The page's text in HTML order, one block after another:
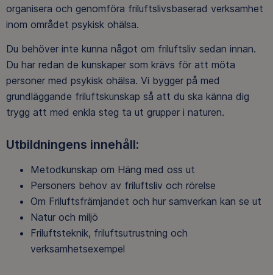
organisera och genomföra friluftslivsbaserad verksamhet
inom området psykisk ohälsa.
Du behöver inte kunna något om friluftsliv sedan innan.
Du har redan de kunskaper som krävs för att möta
personer med psykisk ohälsa. Vi bygger på med
grundläggande friluftskunskap så att du ska känna dig
trygg att med enkla steg ta ut grupper i naturen.
Utbildningens innehåll:
Metodkunskap om Häng med oss ut
Personers behov av friluftsliv och rörelse
Om Friluftsfrämjandet och hur samverkan kan se ut
Natur och miljö
Friluftsteknik, friluftsutrustning och
verksamhetsexempel